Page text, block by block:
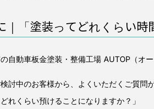
｜「塗装ってどれくらい
自動車板金塗装・整備工場 AUTOP（オー
討中のお客様から、よくいただくご質問が
どれくらい預けることになりますか？」